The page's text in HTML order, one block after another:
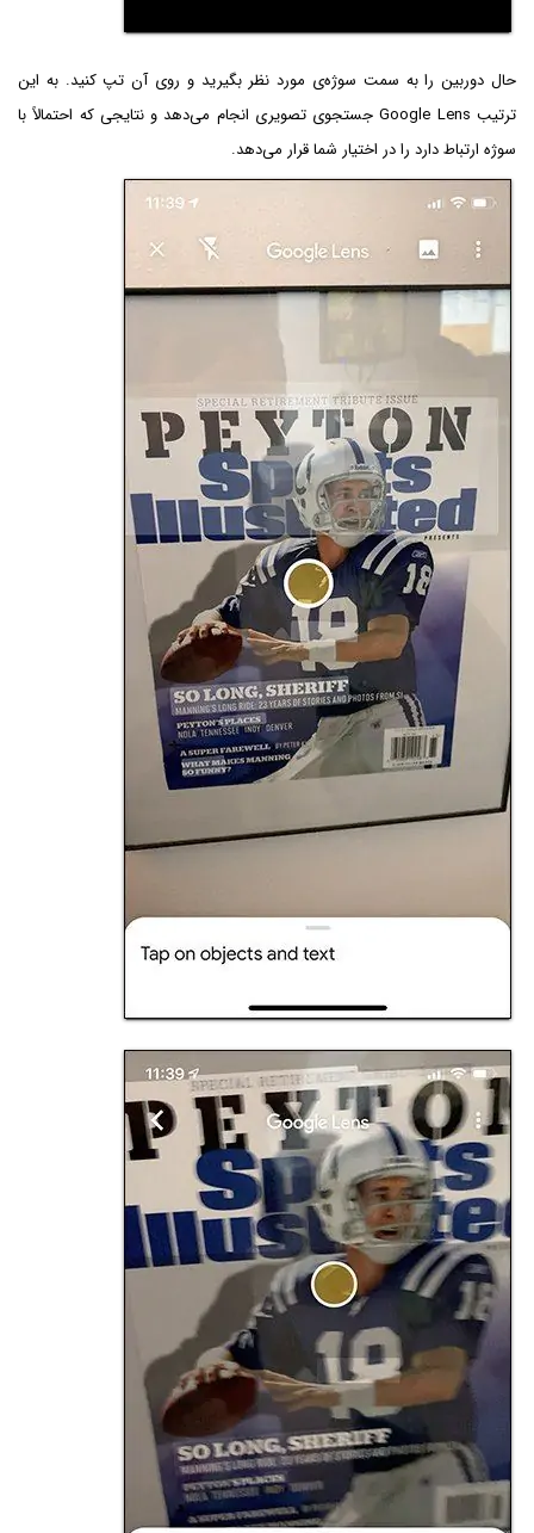
حال دوربین را به سمت سوژه‌ی مورد نظر بگیرید و روی آن تپ کنید. به این
ترتیب Google Lens جستجوی تصویری انجام می‌دهد و نتایجی که احتمالاً با
سوژه ارتباط دارد را در اختیار شما قرار می‌دهد.